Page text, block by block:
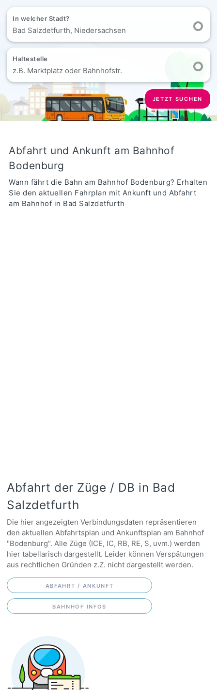
In welcher Stadt?
Bad Salzdetfurth, Niedersachsen
Haltestelle
z.B. Marktplatz oder Bahnhofstr.
JETZT SUCHEN
Abfahrt und Ankunft am Bahnhof
Bodenburg
Wann fährt die Bahn am Bahnhof Bodenburg? Erhalten
Sie den aktuellen Fahrplan mit Ankunft und Abfahrt
am Bahnhof in Bad Salzdetfurth
Abfahrt der Züge / DB in Bad
Salzdetfurth
Die hier angezeigten Verbindungsdaten repräsentieren
den aktuellen Abfahrtsplan und Ankunftsplan am Bahnhof
"Bodenburg". Alle Züge (ICE, IC, RB, RE, S, uvm.) werden
hier tabellarisch dargestellt. Leider können Verspätungen
aus rechtlichen Gründen z.Z. nicht dargestellt werden.
ABFAHRT / ANKUNFT
BAHNHOF INFOS